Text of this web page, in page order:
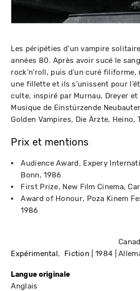
Les péripéties d’un vampire
années 80. Après avoir sucé le
rock’n’roll, puis d’un curé
une fillette et ils s’unissent pour
culte, inspiré par Murnau, Dreyer et
Musique de Einstürzende
Golden Vampires, Die Ärzte, Heino,
Prix et mentions
Audience Award
Expery
Bonn 1986
First Prize New Film Cinema
Award of Honour Poza Kinem
1986
Expérimental Fiction 1984
Langue originale
Anglais